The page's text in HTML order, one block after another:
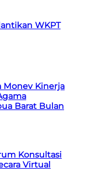
WKPT
Monev Kinerja
Barat Bulan
Konsultasi
Virtual